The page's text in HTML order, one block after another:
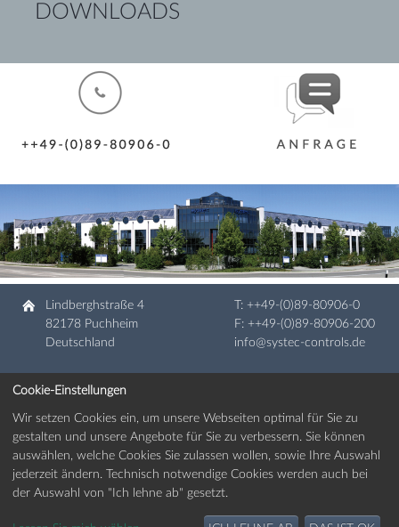
DOWNLOADS
Lindberghstraße 4
82178 Puchheim
Deutschland
T: ++49-(0)89-80906-0
F: ++49-(0)89-80906-200
info@systec-controls.de
Datenschutzvereinbarung
© Copyright 2026 | systec Controls Meß- und Regeltechnik GmbH
Cookie-Einstellungen
Wir setzen Cookies ein, um unsere Webseiten optimal für Sie zu
gestalten und unsere Angebote für Sie zu verbessern. Sie können
auswählen, welche Cookies Sie zulassen wollen, sowie Ihre Auswahl
jederzeit ändern. Technisch notwendige Cookies werden auch bei
der Auswahl von "Ich lehne ab" gesetzt.